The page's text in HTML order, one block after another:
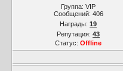
Группа: VIP
Сообщений: 406
Награды: 19
Репутация: 43
Статус: Offline